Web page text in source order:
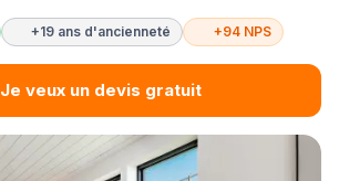
+19 ans d'ancienneté +94 NPS
Je veux un devis gratuit